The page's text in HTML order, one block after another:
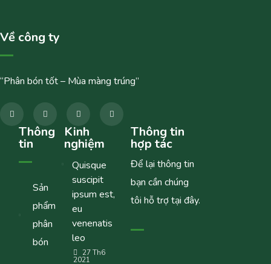
Về công ty
“Phân bón tốt – Mùa màng trúng”
Thông
tin
Sản
phẩm
phân
bón
Kinh
nghiệm
Quisque
suscipit
ipsum est,
eu
venenatis
leo
27 Th6
2021
Thông tin
hợp tác
Để lại thông tin
bạn cần chúng
tôi hỗ trợ tại đây.